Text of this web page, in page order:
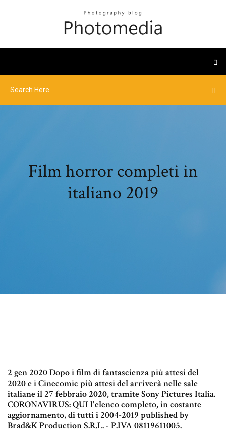
Film horror completi in
italiano 2019
2 gen 2020 Dopo i film di fantascienza più attesi del
2020 e i Cinecomic più attesi del arriverà nelle sale
italiane il 27 febbraio 2020, tramite Sony Pictures Italia.
CORONAVIRUS: QUI l'elenco completo, in costante
aggiornamento, di tutti i 2004-2019 published by
Brad&K Production S.R.L. - P.IVA 08119611005.